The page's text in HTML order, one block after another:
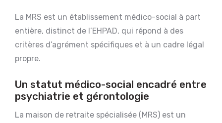
La MRS est un établissement médico-social à part
entière, distinct de l’EHPAD, qui répond à des
critères d’agrément spécifiques et à un cadre légal
propre.
Un statut médico-social encadré entre
psychiatrie et gérontologie
La maison de retraite spécialisée (MRS) est un